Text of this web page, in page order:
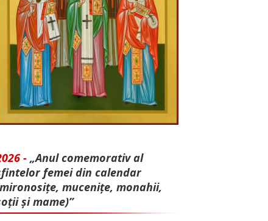
- „Anul comemorativ al
femei din calendar
mu­cenițe, monahii,
și mame)”